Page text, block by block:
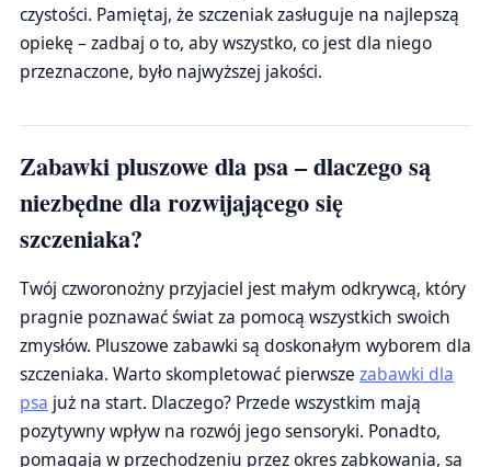
czystości. Pamiętaj, że szczeniak zasługuje na najlepszą
opiekę – zadbaj o to, aby wszystko, co jest dla niego
przeznaczone, było najwyższej jakości.
Zabawki pluszowe dla psa – dlaczego są
niezbędne dla rozwijającego się
szczeniaka?
Twój czworonożny przyjaciel jest małym odkrywcą, który
pragnie poznawać świat za pomocą wszystkich swoich
zmysłów. Pluszowe zabawki są doskonałym wyborem dla
szczeniaka. Warto skompletować pierwsze zabawki dla
psa już na start. Dlaczego? Przede wszystkim mają
pozytywny wpływ na rozwój jego sensoryki. Ponadto,
pomagają w przechodzeniu przez okres ząbkowania, są